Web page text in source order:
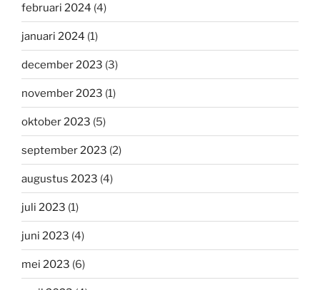
februari 2024 (4)
januari 2024 (1)
december 2023 (3)
november 2023 (1)
oktober 2023 (5)
september 2023 (2)
augustus 2023 (4)
juli 2023 (1)
juni 2023 (4)
mei 2023 (6)